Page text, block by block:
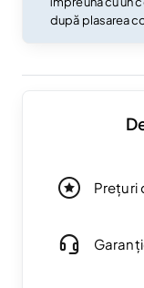
după plasarea
Prețuri